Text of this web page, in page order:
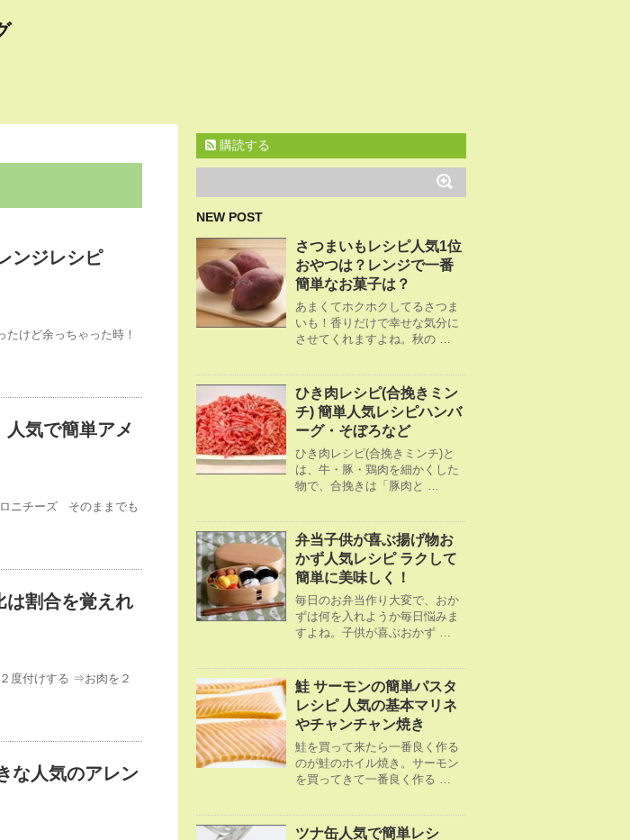
ンジレシピ
けど余っちゃった時！
気で簡単アメ
ニチーズ そのままでも
割合を覚えれ
度付けする ⇒お肉を２
な人気のアレン
購読する
NEW POST
さつまいもレシピ人気1位
おやつは？レンジで一番
簡単なお菓子は？
あまくてホクホクしてるさつま
いも！香りだけで幸せな気分に
させてくれますよね。秋の …
ひき肉レシピ(合挽きミン
チ) 簡単人気レシピハンバ
ーグ・そぼろなど
ひき肉レシピ(合挽きミンチ)と
は、牛・豚・鶏肉を細かくした
物で、合挽きは「豚肉と …
弁当子供が喜ぶ揚げ物お
かず人気レシピ ラクして
簡単に美味しく！
毎日のお弁当作り大変で、おか
ずは何を入れようか毎日悩みま
すよね。子供が喜ぶおかず …
鮭 サーモンの簡単パスタ
レシピ 人気の基本マリネ
やチャンチャン焼き
鮭を買って来たら一番良く作る
のが鮭のホイル焼き。サーモン
を買ってきて一番良く作る …
ツナ缶人気で簡単レシ